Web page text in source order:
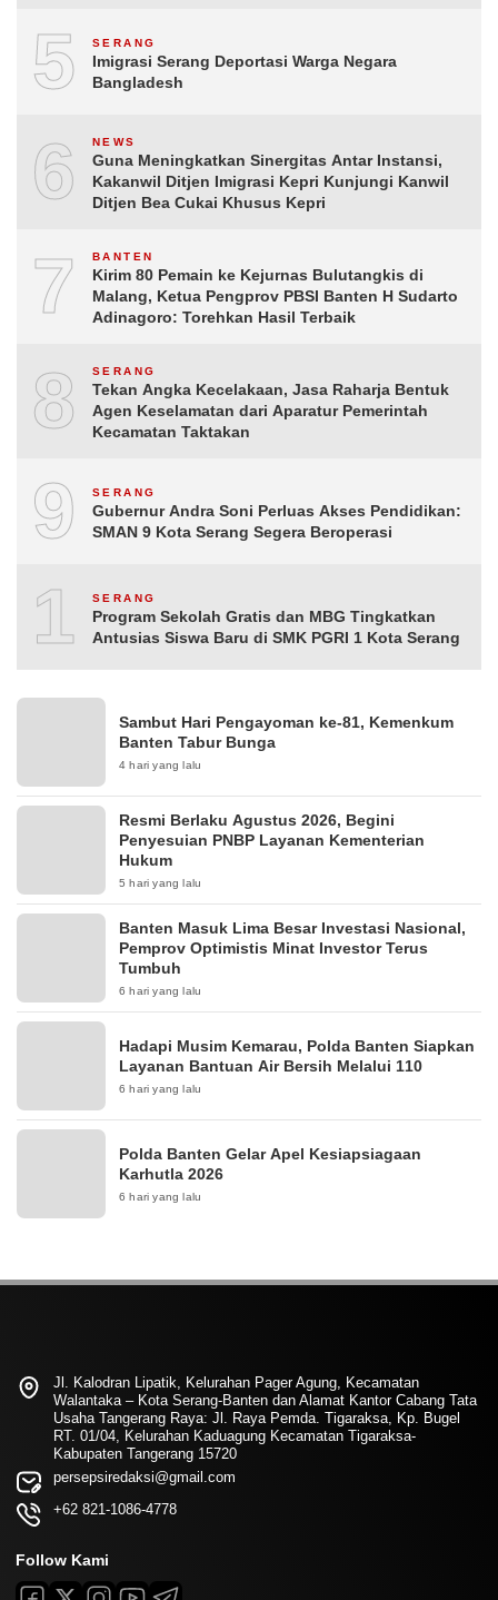
5 SERANG
Imigrasi Serang Deportasi Warga Negara
Bangladesh
6 NEWS
Guna Meningkatkan Sinergitas Antar Instansi,
Kakanwil Ditjen Imigrasi Kepri Kunjungi Kanwil
Ditjen Bea Cukai Khusus Kepri
7 BANTEN
Kirim 80 Pemain ke Kejurnas Bulutangkis di
Malang, Ketua Pengprov PBSI Banten H Sudarto
Adinagoro: Torehkan Hasil Terbaik
8 SERANG
Tekan Angka Kecelakaan, Jasa Raharja Bentuk
Agen Keselamatan dari Aparatur Pemerintah
Kecamatan Taktakan
9 SERANG
Gubernur Andra Soni Perluas Akses Pendidikan:
SMAN 9 Kota Serang Segera Beroperasi
10SERANG
Program Sekolah Gratis dan MBG Tingkatkan
Antusias Siswa Baru di SMK PGRI 1 Kota Serang
Sambut Hari Pengayoman ke-81, Kemenkum
Banten Tabur Bunga
4 hari yang lalu
Resmi Berlaku Agustus 2026, Begini
Penyesuian PNBP Layanan Kementerian
Hukum
5 hari yang lalu
Banten Masuk Lima Besar Investasi Nasional,
Pemprov Optimistis Minat Investor Terus
Tumbuh
6 hari yang lalu
Hadapi Musim Kemarau, Polda Banten Siapkan
Layanan Bantuan Air Bersih Melalui 110
6 hari yang lalu
Polda Banten Gelar Apel Kesiapsiagaan
Karhutla 2026
6 hari yang lalu
Jl. Kalodran Lipatik, Kelurahan Pager Agung, Kecamatan
Walantaka – Kota Serang-Banten dan Alamat Kantor Cabang Tata
Usaha Tangerang Raya: Jl. Raya Pemda. Tigaraksa, Kp. Bugel
RT. 01/04, Kelurahan Kaduagung Kecamatan Tigaraksa-
Kabupaten Tangerang 15720
persepsiredaksi@gmail.com
+62 821-1086-4778
Follow Kami